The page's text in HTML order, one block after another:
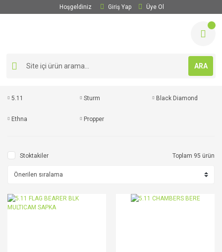
Hoşgeldiniz Giriş Yap Üye Ol
ARA
5.11 Sturm Black Diamond
Ethna Propper
Stoktakiler Toplam 95 ürün